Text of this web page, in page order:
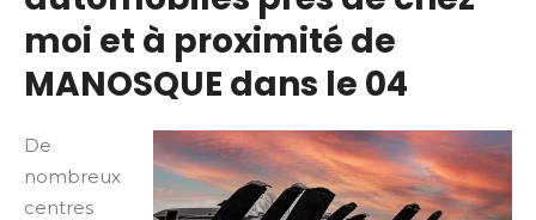
moi et à proximité de
MANOSQUE dans le 04
De
nombreux
centres